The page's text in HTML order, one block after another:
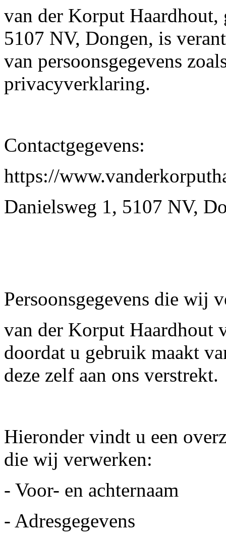
van der Korput Haardhout,
5107 NV, Dongen, is
van persoonsgegevens
privacyverklaring.
Contactgegevens:
https://
Danielsweg 1, 5107 NV,
Persoonsgegevens die wij
van der Korput Haardhout
doordat u gebruik maakt
deze zelf aan ons verstrekt.
Hieronder vindt u een
die wij verwerken:
- Voor- en achternaam
- Adresgegevens